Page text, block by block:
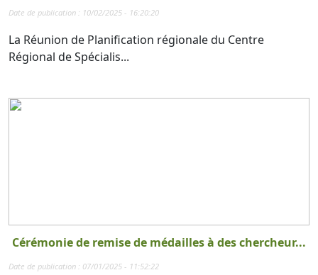
Date de publication : 10/02/2025 - 16:20:20
La Réunion de Planification régionale du Centre
Régional de Spécialis...
Cérémonie de remise de médailles à des chercheur...
Date de publication : 07/01/2025 - 11:52:22